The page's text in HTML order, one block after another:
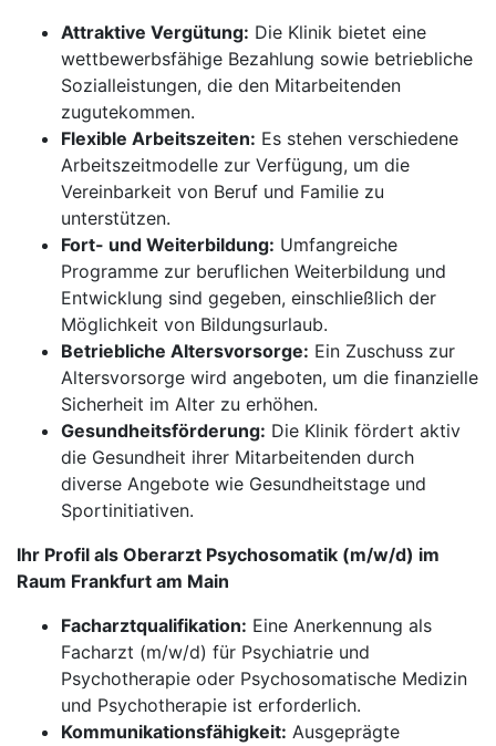
Attraktive Vergütung: Die Klinik bietet eine
wettbewerbsfähige Bezahlung sowie betriebliche
Sozialleistungen, die den Mitarbeitenden
zugutekommen.
Flexible Arbeitszeiten: Es stehen verschiedene
Arbeitszeitmodelle zur Verfügung, um die
Vereinbarkeit von Beruf und Familie zu
unterstützen.
Fort- und Weiterbildung: Umfangreiche
Programme zur beruflichen Weiterbildung und
Entwicklung sind gegeben, einschließlich der
Möglichkeit von Bildungsurlaub.
Betriebliche Altersvorsorge: Ein Zuschuss zur
Altersvorsorge wird angeboten, um die finanzielle
Sicherheit im Alter zu erhöhen.
Gesundheitsförderung: Die Klinik fördert aktiv
die Gesundheit ihrer Mitarbeitenden durch
diverse Angebote wie Gesundheitstage und
Sportinitiativen.
Ihr Profil als Oberarzt Psychosomatik (m/w/d) im
Raum Frankfurt am Main
Facharztqualifikation: Eine Anerkennung als
Facharzt (m/w/d) für Psychiatrie und
Psychotherapie oder Psychosomatische Medizin
und Psychotherapie ist erforderlich.
Kommunikationsfähigkeit: Ausgeprägte